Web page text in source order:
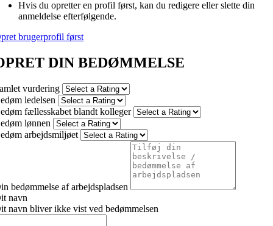
Hvis du opretter en profil først, kan du redigere eller slette din
anmeldelse efterfølgende.
brugerprofil først
DIN BEDØMMELSE
vurdering
ledelsen
fællesskabet blandt kolleger
lønnen
arbejdsmiljøet
bedømmelse af arbejdspladsen
navn
navn bliver ikke vist ved bedømmelsen